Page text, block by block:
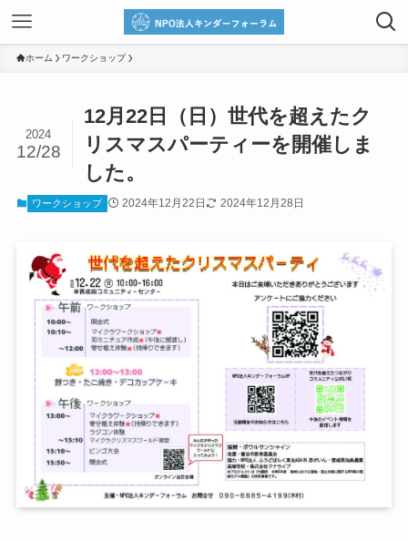
ホーム ワークショップ
12月22日（日）世代を超えたク
リスマスパーティーを開催しま
した。
2024
12/28
ワークショップ 2024年12月22日 2024年12月28日